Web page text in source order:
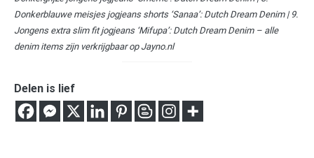
Donkerblauwe meisjes jogjeans shorts ‘Sanaa’: Dutch Dream Denim | 9.
Jongens extra slim fit jogjeans ‘Mifupa’: Dutch Dream Denim – alle
denim items zijn verkrijgbaar op Jayno.nl
Delen is lief